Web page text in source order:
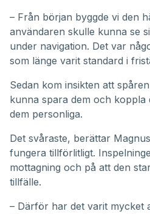
– Från början byggde vi den
användaren skulle kunna se
under navigation. Det var
som länge varit standard i
Sedan kom insikten att
kunna spara dem och koppla
dem personliga.
Det svåraste, berättar
fungera tillförlitligt.
mottagning och på att den
tillfälle.
– Därför har det varit mycket